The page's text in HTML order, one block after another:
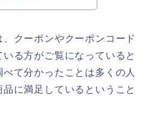
クーポンやクーポンコード
る方がご覧になっていると
て分かったことは多くの人
に満足しているということ